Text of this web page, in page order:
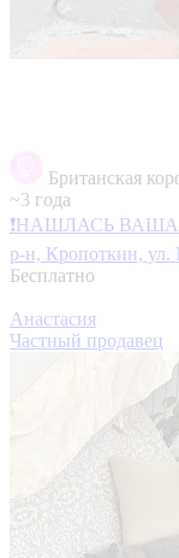
Британская
~3 года
❗НАШЛАСЬ ВАША
р-н, Кропоткин, ул.
Бесплатно
Анастасия
Частный продавец